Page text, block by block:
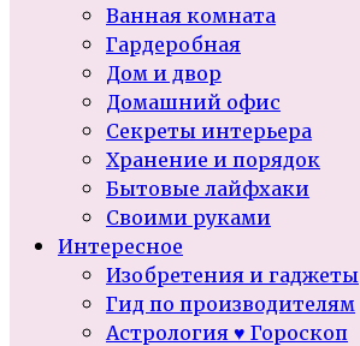
Ванная комната
Гардеробная
Дом и двор
Домашний офис
Секреты интерьера
Хранение и порядок
Бытовые лайфхаки
Своими руками
Интересное
Изобретения и гаджеты
Гид по производителям
Астрология ♥ Гороскоп